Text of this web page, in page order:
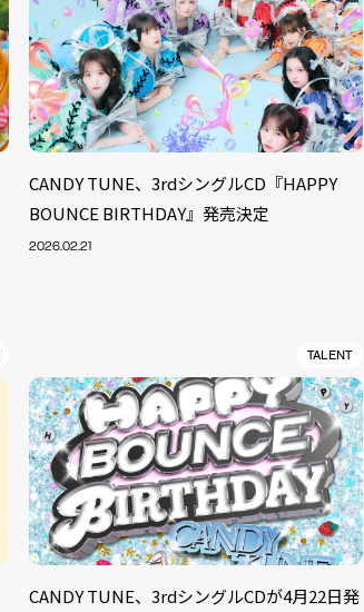
CANDY TUNE、3rdシングルCD『HAPPY
BOUNCE BIRTHDAY』発売決定
2026.02.21
TALENT
CANDY TUNE、3rdシングルCDが4月22日発